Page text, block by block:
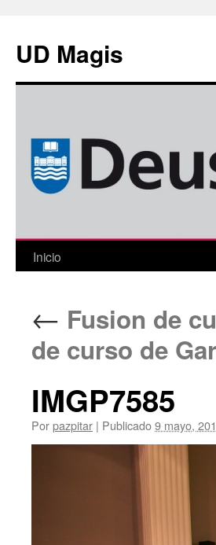
contenido
UD Magis
Inicio
← Fusion de
de curso de
IMGP7585
Porpazpitar | Publicado9 mayo,